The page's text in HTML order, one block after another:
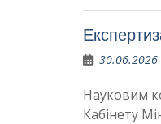
30.06.2026
Науковим
Кабінету